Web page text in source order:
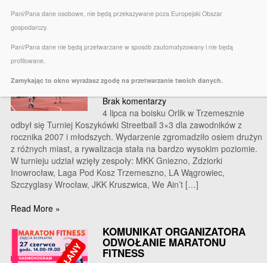
dla dzieci, malowanie twarzy, kolorowe warkoczyki i brokatowe […]
Orlik”
Brak komentarzy
4 lipca na boisku Orlik w Trzemesznie
odbył się Turniej Koszykówki Streetball 3×3 dla zawodników z
rocznika 2007 i młodszych. Wydarzenie zgromadziło osiem drużyn
z różnych miast, a rywalizacja stała na bardzo wysokim poziomie.
W turnieju udział wzięły zespoły: MKK Gniezno, Zdziorki
Inowrocław, Laga Pod Kosz Trzemeszno, LA Wągrowiec,
Szczyglasy Wrocław, JKK Kruszwica, We Ain’t […]
Read More »
KOMUNIKAT ORGANIZATORA
ODWOŁANIE MARATONU
FITNESS
Pani/Pana dane osobowe, nie będą przekazywane poza Europejski Obszar
gospodarczy.
Pani/Pana dane nie będą przetwarzane w sposób zautomatyzowany i nie będą
profilowane.
Zamykając to okno wyrażasz zgodę na przetwarzanie twoich danych.